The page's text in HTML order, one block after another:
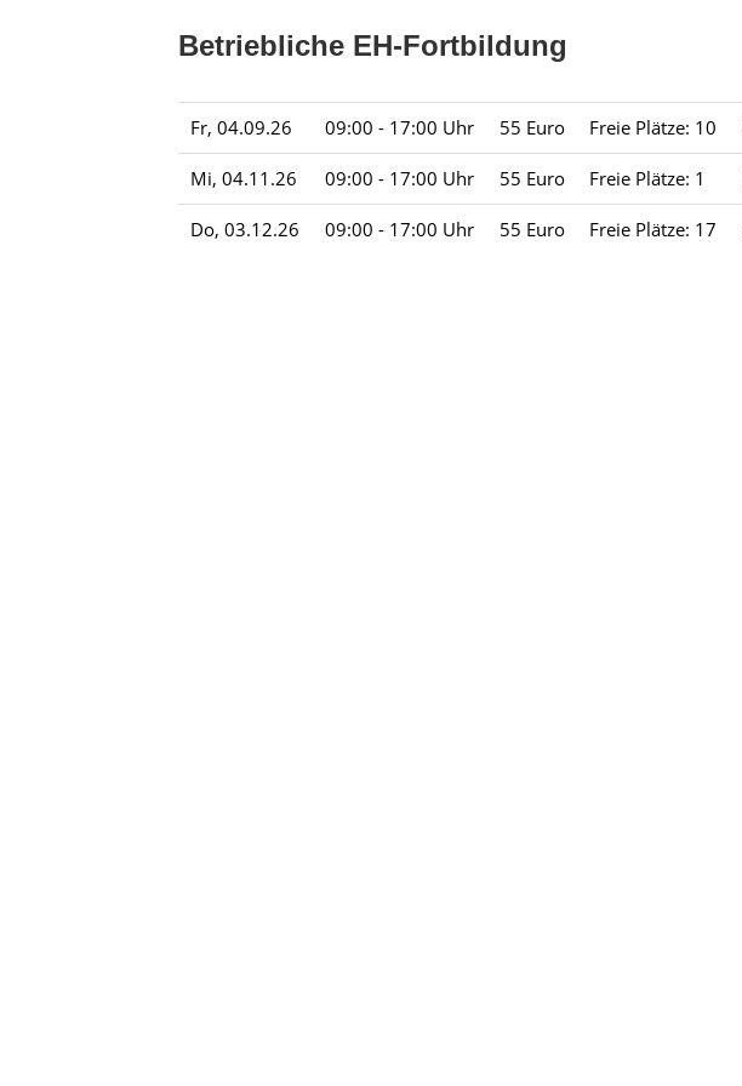
Betriebliche EH-Fortbildung
Fr, 04.09.26 09:00 - 17:00 Uhr 55 Euro Freie Plätze: 10
Mi, 04.11.26 09:00 - 17:00 Uhr 55 Euro Freie Plätze: 1
Do, 03.12.26 09:00 - 17:00 Uhr 55 Euro Freie Plätze: 17